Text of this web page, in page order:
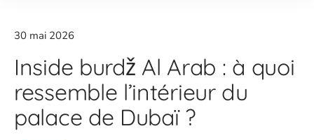
30 mai 2026
Inside burdž Al Arab : à quoi
ressemble l’intérieur du
palace de Dubaï ?